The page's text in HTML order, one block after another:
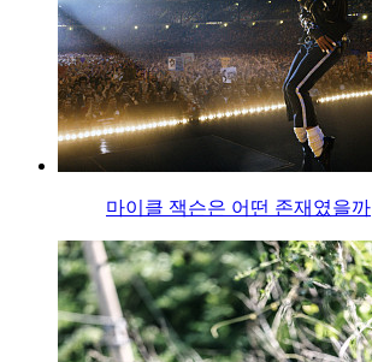
마이클 잭슨은 어떤 존재였을까